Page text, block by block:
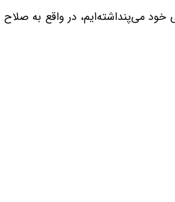
خود می‌پنداشته‌ایم، در واقع به